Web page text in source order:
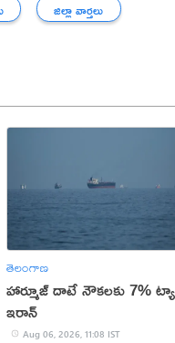
జిల్లా వార్తలు
తెలంగాణ
హార్మూజ్ దాటే నౌకలకు 7%
ఇరాన్
Aug 06, 2026, 11:08 IST